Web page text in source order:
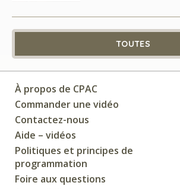
TOUTES
À propos de CPAC
Commander une vidéo
Contactez-nous
Aide – vidéos
Politiques et principes de
programmation
Foire aux questions